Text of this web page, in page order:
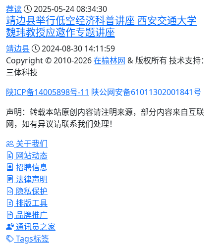
荐读 2025-05-24 08:34:30
靖边县举行低空经济科普讲座 西安交通大学
魏玮教授应邀作专题讲座
靖边县
2024-08-30 14:11:59
Copyright © 2010-2026在榆林网 & 版权所有 技术支持：
三体科技
陕ICP备14005898号-11 陕公网安备61011302001841号
声明：转载本站原创内容请注明来源，部分内容来自互联
网，如有异议请联系我们处理！
关于我们
网站动态
招聘信息
法律声明
隐私保护
排版工具
品牌推广
通讯员之家
Tags标签